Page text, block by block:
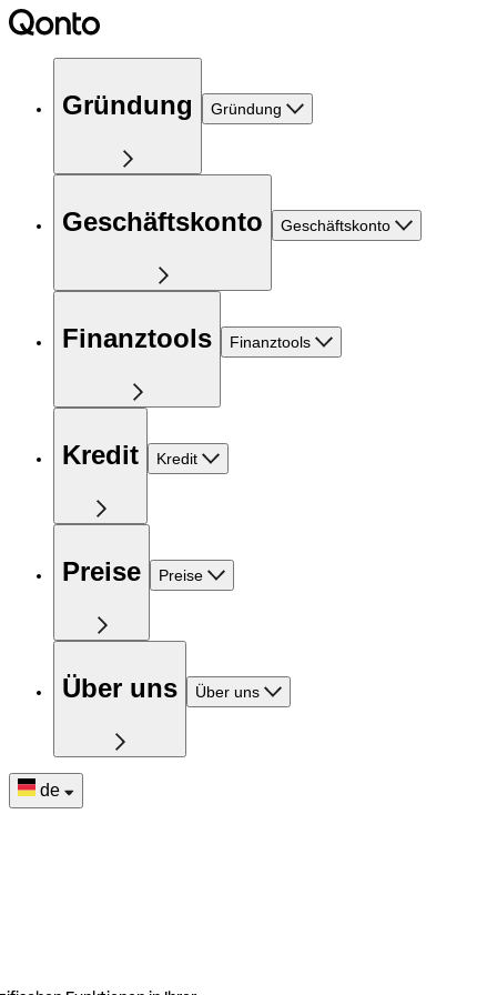
Gründung Gründung
Geschäftskonto Geschäftskonto
Finanztools Finanztools
Kredit Kredit
Preise Preise
Über uns Über uns
de